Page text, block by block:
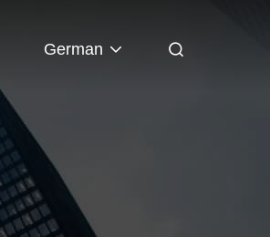
German